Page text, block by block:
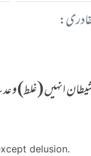
انہیں (غلط)
delusion.